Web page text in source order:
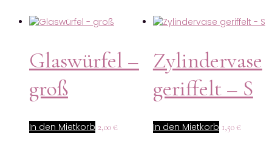
Glaswürfel –
groß
In den Mietkorb 2,00 €
Zylindervase
geriffelt – S
In den Mietkorb 1,50 €